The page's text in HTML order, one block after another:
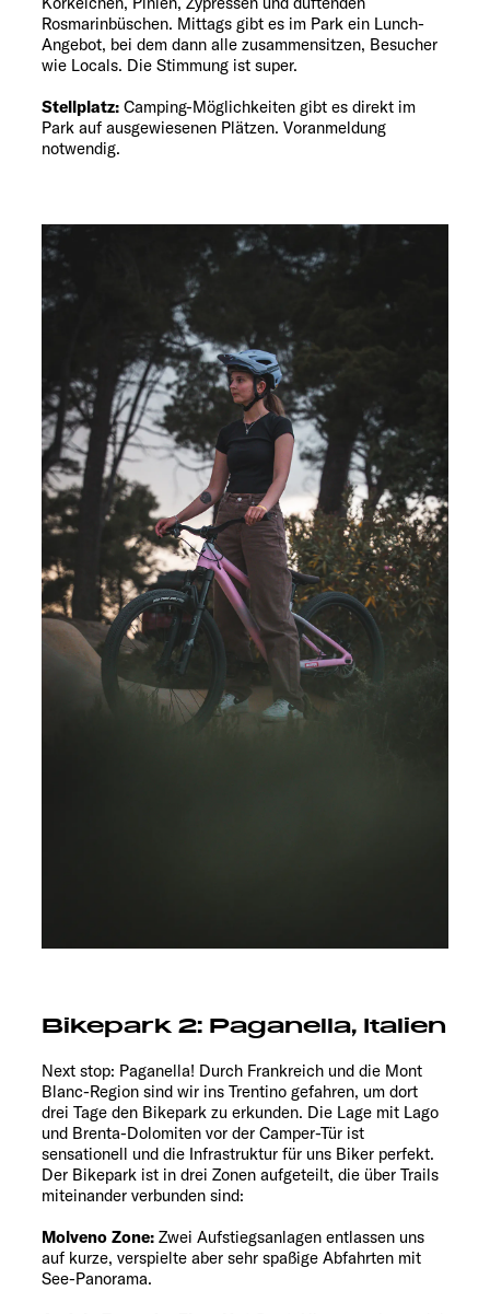
Rosmarinbüschen. Mittags gibt es im Park ein Lunch-
Angebot, bei dem dann alle zusammensitzen, Besucher
wie Locals. Die Stimmung ist super.
Stellplatz: Camping-Möglichkeiten gibt es direkt im
Park auf ausgewiesenen Plätzen. Voranmeldung
notwendig.
Bikepark 2: Paganella, Italien
Next stop: Paganella! Durch Frankreich und die Mont
Blanc-Region sind wir ins Trentino gefahren, um dort
drei Tage den Bikepark zu erkunden. Die Lage mit Lago
und Brenta-Dolomiten vor der Camper-Tür ist
sensationell und die Infrastruktur für uns Biker perfekt.
Der Bikepark ist in drei Zonen aufgeteilt, die über Trails
miteinander verbunden sind:
Molveno Zone: Zwei Aufstiegsanlagen entlassen uns
auf kurze, verspielte aber sehr spaßige Abfahrten mit
See-Panorama.